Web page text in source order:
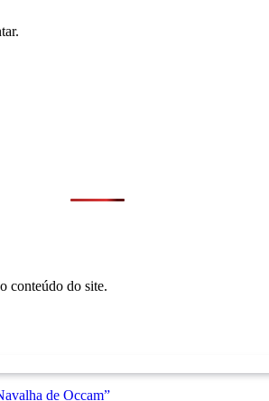
conteúdo do site.
de Occam”